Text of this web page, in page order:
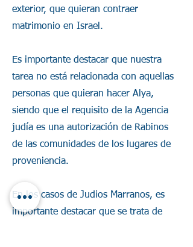
exterior, que quieran contraer
matrimonio en Israel.
Es importante destacar que nuestra
tarea no está relacionada con aquellas
personas que quieran hacer Alya,
siendo que el requisito de la Agencia
judía es una autorización de Rabinos
de las comunidades de los lugares de
proveniencia.
En los casos de Judios Marranos, es
importante destacar que se trata de